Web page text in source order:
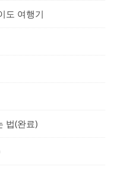
도 여행기
법(완료)